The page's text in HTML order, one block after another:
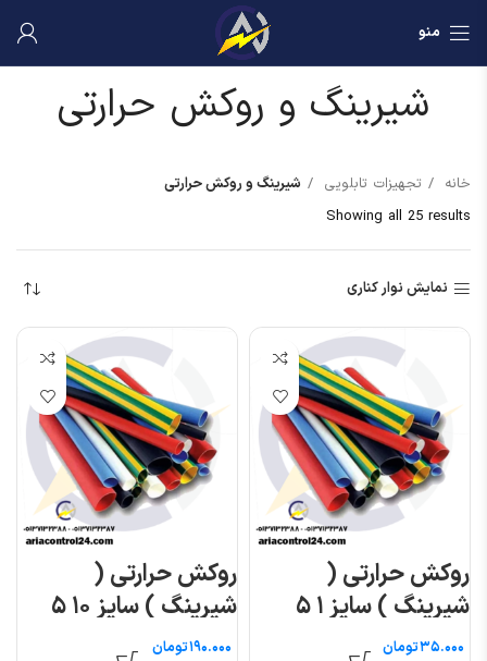
منو
شیرینگ و روکش حرارتی
خانه تجهیزات تابلویی
شیرینگ و روکش حرارتی
Showing all 25 results
نمایش نوار کناری
روکش حرارتی (
شیرینگ ) سایز ۱ ۵
متریتومان
روکش حرارتی (
شیرینگ ) سایز ۱۰ ۵
متریتومان